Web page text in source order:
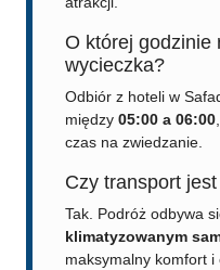
O której godzinie
wycieczka?
Odbiór z hoteli w
między 05:00 a 06:00
czas na zwiedzanie.
Czy transport
Tak. Podróż odbywa
klimatyzowanym
maksymalny komfort i